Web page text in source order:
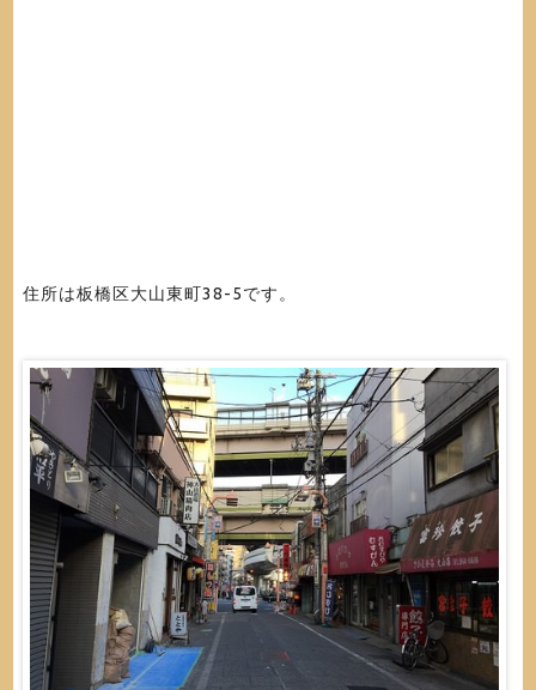
住所は板橋区大山東町38-5です。